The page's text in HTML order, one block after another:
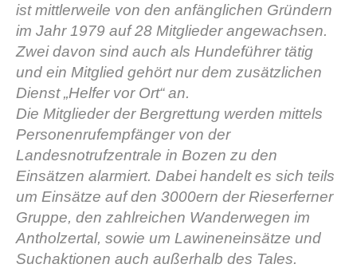
Vereinsgeschichte
ist mittlerweile von den anfänglichen Gründern
im Jahr 1979 auf 28 Mitglieder angewachsen.
Zwei davon sind auch als Hundeführer tätig
und ein Mitglied gehört nur dem zusätzlichen
Dienst „Helfer vor Ort“ an.
Die Mitglieder der Bergrettung werden mittels
Personenrufempfänger von der
Landesnotrufzentrale in Bozen zu den
Einsätzen alarmiert. Dabei handelt es sich teils
um Einsätze auf den 3000ern der Rieserferner
Gruppe, den zahlreichen Wanderwegen im
Antholzertal, sowie um Lawineneinsätze und
Suchaktionen auch außerhalb des Tales.